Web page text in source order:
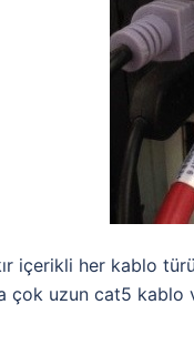
içerikli her kablo
çok uzun cat5